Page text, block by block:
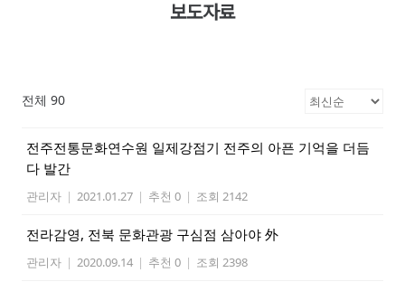
보도자료
전체 90
전주전통문화연수원 일제강점기 전주의 아픈 기억을 더듬
다 발간
관리자 | 2021.01.27 | 추천 0 | 조회 2142
전라감영, 전북 문화관광 구심점 삼아야 外
관리자 | 2020.09.14 | 추천 0 | 조회 2398